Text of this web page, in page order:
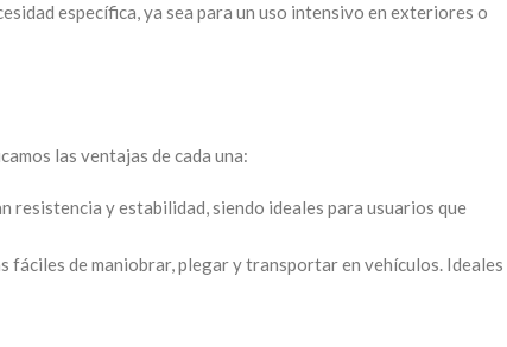
específica, ya sea para un uso intensivo en exteriores o
las ventajas de cada una:
resistencia y estabilidad, siendo ideales para usuarios que
fáciles de maniobrar, plegar y transportar en vehículos. Ideales